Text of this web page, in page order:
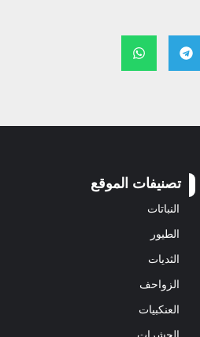
تصنيفات الموقع
النباتات
الطيور
الثديات
الزواحف
العنكبيات